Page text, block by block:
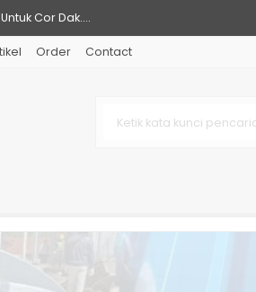
Cor Dak....
dan Jenis-J....
yg B....
mm - 0.75 mm....
Ukuran....
Order Contact